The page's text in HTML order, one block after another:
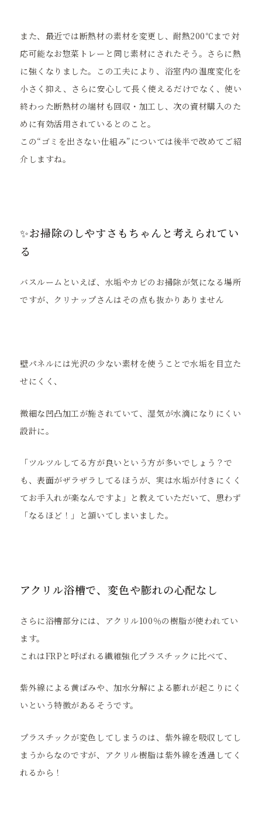
また、最近では断熱材の素材を変更し、耐熱200℃まで対
応可能なお惣菜トレーと同じ素材にされたそう。さらに熱
に強くなりました。この工夫により、浴室内の温度変化を
小さく抑え、さらに安心して長く使えるだけでなく、使い
終わった断熱材の端材も回収・加工し、次の資材購入のた
めに有効活用されているとのこと。
この“ゴミを出さない仕組み”については後半で改めてご紹
介しますね。
✨お掃除のしやすさもちゃんと考えられてい
る
バスルームといえば、水垢やカビのお掃除が気になる場所
ですが、クリナップさんはその点も抜かりありません
壁パネルには光沢の少ない素材を使うことで水垢を目立た
せにくく、
微細な凹凸加工が施されていて、湿気が水滴になりにくい
設計に。
「ツルツルしてる方が良いという方が多いでしょう？で
も、表面がザラザラしてるほうが、実は水垢が付きにくく
てお手入れが楽なんですよ」と教えていただいて、思わず
「なるほど！」と頷いてしまいました。
アクリル浴槽で、変色や膨れの心配なし
さらに浴槽部分には、アクリル100％の樹脂が使われてい
ます。
これはFRPと呼ばれる繊維強化プラスチックに比べて、
紫外線による黄ばみや、加水分解による膨れが起こりにく
いという特徴があるそうです。
プラスチックが変色してしまうのは、紫外線を吸収してし
まうからなのですが、アクリル樹脂は紫外線を透過してく
れるから！